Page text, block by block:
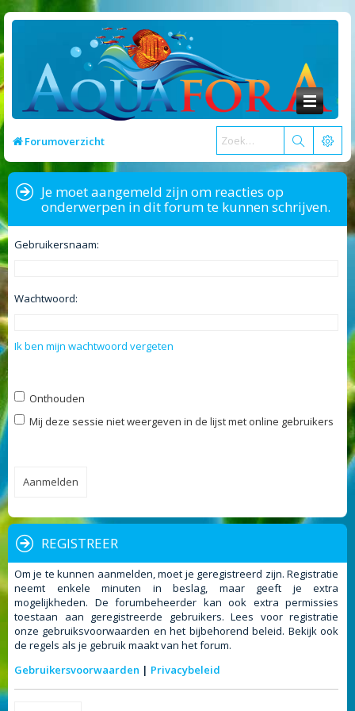
Forumoverzicht
Je moet aangemeld zijn om reacties op
onderwerpen in dit forum te kunnen schrijven.
Gebruikersnaam:
Wachtwoord:
Ik ben mijn wachtwoord vergeten
Onthouden
Mij deze sessie niet weergeven in de lijst met online gebruikers
REGISTREER
Om je te kunnen aanmelden, moet je geregistreerd zijn. Registratie
neemt enkele minuten in beslag, maar geeft je extra
mogelijkheden. De forumbeheerder kan ook extra permissies
toestaan aan geregistreerde gebruikers. Lees voor registratie
onze gebruiksvoorwaarden en het bijbehorend beleid. Bekijk ook
de regels als je gebruik maakt van het forum.
Gebruikersvoorwaarden | Privacybeleid